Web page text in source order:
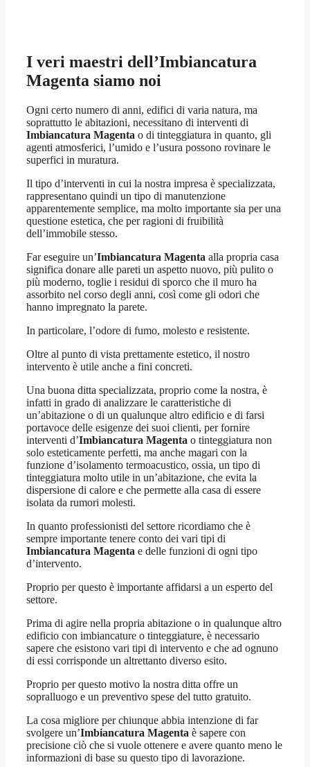
I veri maestri dell’Imbiancatura
Magenta siamo noi
Ogni certo numero di anni, edifici di varia natura, ma
soprattutto le abitazioni, necessitano di interventi di
Imbiancatura Magenta o di tinteggiatura in quanto, gli
agenti atmosferici, l’umido e l’usura possono rovinare le
superfici in muratura.
Il tipo d’interventi in cui la nostra impresa è specializzata,
rappresentano quindi un tipo di manutenzione
apparentemente semplice, ma molto importante sia per una
questione estetica, che per ragioni di fruibilità
dell’immobile stesso.
Far eseguire un’Imbiancatura Magenta alla propria casa
significa donare alle pareti un aspetto nuovo, più pulito o
più moderno, toglie i residui di sporco che il muro ha
assorbito nel corso degli anni, così come gli odori che
hanno impregnato la parete.
In particolare, l’odore di fumo, molesto e resistente.
Oltre al punto di vista prettamente estetico, il nostro
intervento è utile anche a fini concreti.
Una buona ditta specializzata, proprio come la nostra, è
infatti in grado di analizzare le caratteristiche di
un’abitazione o di un qualunque altro edificio e di farsi
portavoce delle esigenze dei suoi clienti, per fornire
interventi d’Imbiancatura Magenta o tinteggiatura non
solo esteticamente perfetti, ma anche magari con la
funzione d’isolamento termoacustico, ossia, un tipo di
tinteggiatura molto utile in un’abitazione, che evita la
dispersione di calore e che permette alla casa di essere
isolata da rumori molesti.
In quanto professionisti del settore ricordiamo che è
sempre importante tenere conto dei vari tipi di
Imbiancatura Magenta e delle funzioni di ogni tipo
d’intervento.
Proprio per questo è importante affidarsi a un esperto del
settore.
Prima di agire nella propria abitazione o in qualunque altro
edificio con imbiancature o tinteggiature, è necessario
sapere che esistono vari tipi di intervento e che ad ognuno
di essi corrisponde un altrettanto diverso esito.
Proprio per questo motivo la nostra ditta offre un
sopralluogo e un preventivo spese del tutto gratuito.
La cosa migliore per chiunque abbia intenzione di far
svolgere un’Imbiancatura Magenta è sapere con
precisione ciò che si vuole ottenere e avere quanto meno le
informazioni di base su questo tipo di lavorazione.